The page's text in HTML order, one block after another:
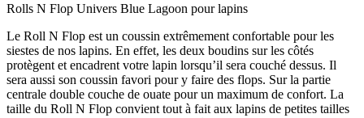
Rolls N Flop Univers Blue Lagoon pour lapins
Le Roll N Flop est un coussin extrêmement confortable pour les
siestes de nos lapins. En effet, les deux boudins sur les côtés
protègent et encadrent votre lapin lorsqu’il sera couché dessus. Il
sera aussi son coussin favori pour y faire des flops. Sur la partie
centrale double couche de ouate pour un maximum de confort. La
taille du Roll N Flop convient tout à fait aux lapins de petites tailles